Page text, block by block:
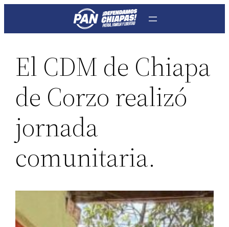
El CDM de Chiapa
de Corzo realizó
jornada
comunitaria.